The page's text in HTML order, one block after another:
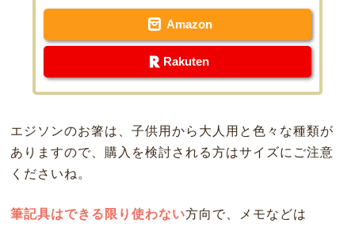
Amazon
Rakuten
エジソンのお箸は、子供用から大人用と色々な種類が
ありますので、購入を検討される方はサイズにご注意
くださいね。
筆記具はできる限り使わない方向で、メモなどは